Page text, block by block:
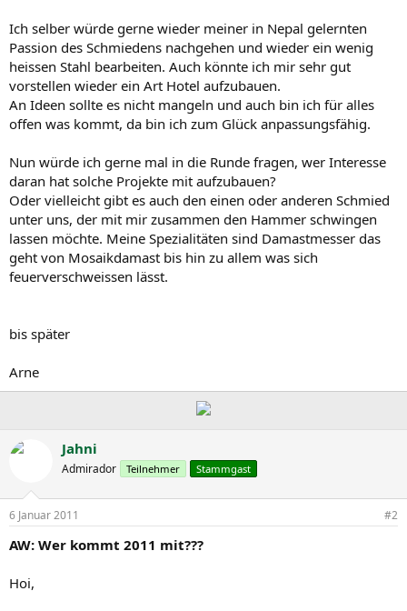
Ich selber würde gerne wieder meiner in Nepal gelernten
Passion des Schmiedens nachgehen und wieder ein wenig
heissen Stahl bearbeiten. Auch könnte ich mir sehr gut
vorstellen wieder ein Art Hotel aufzubauen.
An Ideen sollte es nicht mangeln und auch bin ich für alles
offen was kommt, da bin ich zum Glück anpassungsfähig.
Nun würde ich gerne mal in die Runde fragen, wer Interesse
daran hat solche Projekte mit aufzubauen?
Oder vielleicht gibt es auch den einen oder anderen Schmied
unter uns, der mit mir zusammen den Hammer schwingen
lassen möchte. Meine Spezialitäten sind Damastmesser das
geht von Mosaikdamast bis hin zu allem was sich
feuerverschweissen lässt.
bis später
Arne
Jahni
Admirador Teilnehmer Stammgast
6 Januar 2011 #2
AW: Wer kommt 2011 mit???
Hoi,